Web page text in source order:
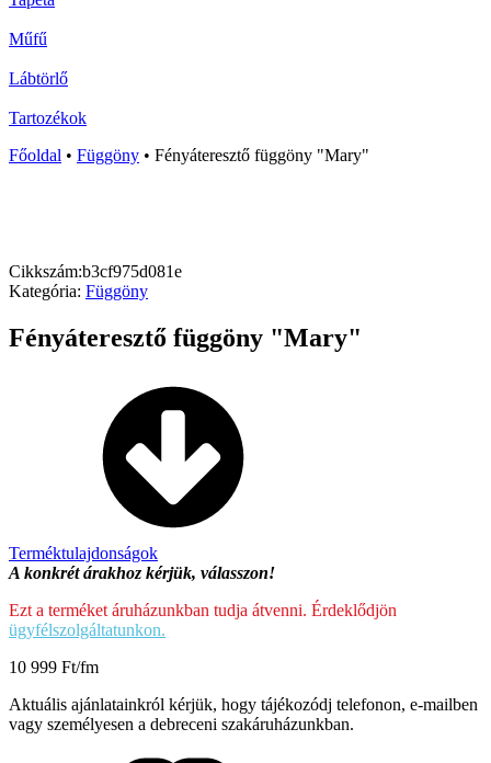
Műfű
Lábtörlő
Tartozékok
Főoldal • Függöny • Fényáteresztő függöny "Mary"
Cikkszám:b3cf975d081e
Kategória: Függöny
Fényáteresztő függöny "Mary"
Terméktulajdonságok
A konkrét árakhoz kérjük, válasszon!
Ezt a terméket áruházunkban tudja átvenni. Érdeklődjön
ügyfélszolgáltatunkon.
10 999 Ft/fm
Aktuális ajánlatainkról kérjük, hogy tájékozódj telefonon, e-mailben
vagy személyesen a debreceni szakáruházunkban.